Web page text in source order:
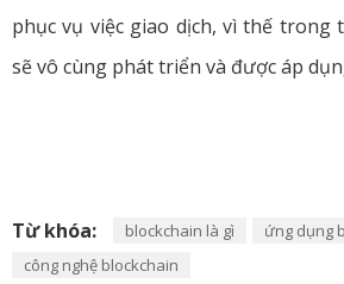
phục vụ việc giao dịch, vì thế trong
sẽ vô cùng phát triển và được áp
Từ khóa: blockchain là gì
ứng dụng
công nghệ blockchain